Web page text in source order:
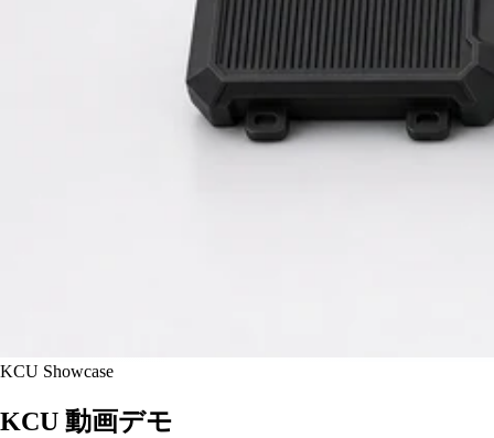
KCU Showcase
KCU 動画デモ